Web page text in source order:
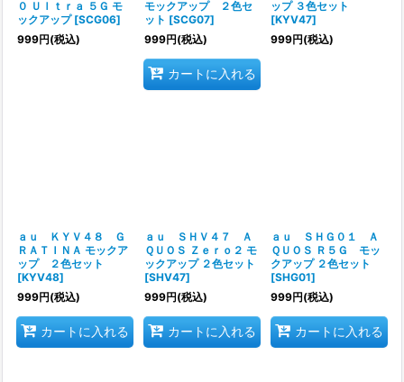
０ Ｕｌｔｒａ ５Ｇ モ
ックアップ [SCG06]
999円(税込)
モックアップ ２色セ
ット [SCG07]
999円(税込)
カートに入れる
ップ ３色セット
[KYV47]
999円(税込)
ａｕ ＫＹＶ４８ Ｇ
ＲＡＴＩＮＡ モックア
ップ ２色セット
[KYV48]
999円(税込)
カートに入れる
ａｕ ＳＨＶ４７ Ａ
ＱＵＯＳ Ｚｅｒｏ２ モ
ックアップ ２色セット
[SHV47]
999円(税込)
カートに入れる
ａｕ ＳＨＧ０１ Ａ
ＱＵＯＳ Ｒ５Ｇ モッ
クアップ ２色セット
[SHG01]
999円(税込)
カートに入れる